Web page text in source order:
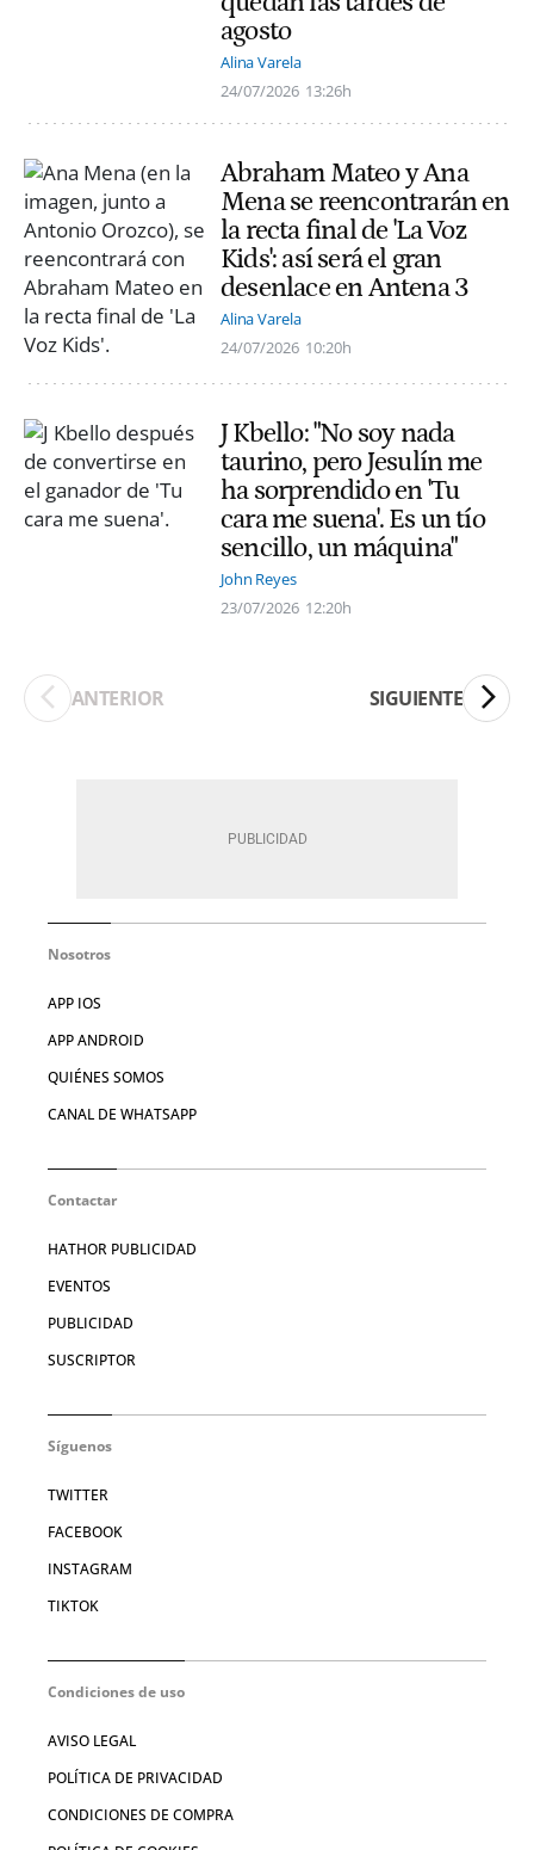
agosto
Alina Varela
24/07/2026 13:26h
Abraham Mateo y Ana
Mena se reencontrarán en
la recta final de 'La Voz
Kids': así será el gran
desenlace en Antena 3
Alina Varela
24/07/2026 10:20h
J Kbello: "No soy nada
taurino, pero Jesulín me
ha sorprendido en 'Tu
cara me suena'. Es un tío
sencillo, un máquina"
John Reyes
23/07/2026 12:20h
ANTERIOR SIGUIENTE
Nosotros
APP IOS
APP ANDROID
QUIÉNES SOMOS
CANAL DE WHATSAPP
Contactar
HATHOR PUBLICIDAD
EVENTOS
PUBLICIDAD
SUSCRIPTOR
Síguenos
TWITTER
FACEBOOK
INSTAGRAM
TIKTOK
Condiciones de uso
AVISO LEGAL
POLÍTICA DE PRIVACIDAD
CONDICIONES DE COMPRA